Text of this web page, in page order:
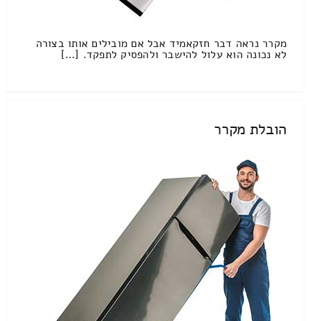
מקרר נראה דבר חזקאמיד אבל אם מובילים אותו בצורה
לא נכונה הוא עלול להישבר ולהפסיק לתפקד. […]
הובלת מקרר